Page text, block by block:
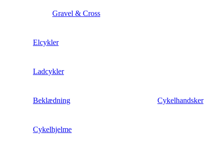
Gravel & Cross
Elcykler
Ladcykler
Beklædning Cykelhandsker
Cykelhjelme